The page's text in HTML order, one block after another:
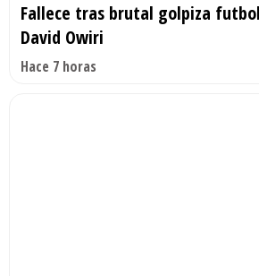
Fallece tras brutal golpiza
David Owiri
Hace 7 horas